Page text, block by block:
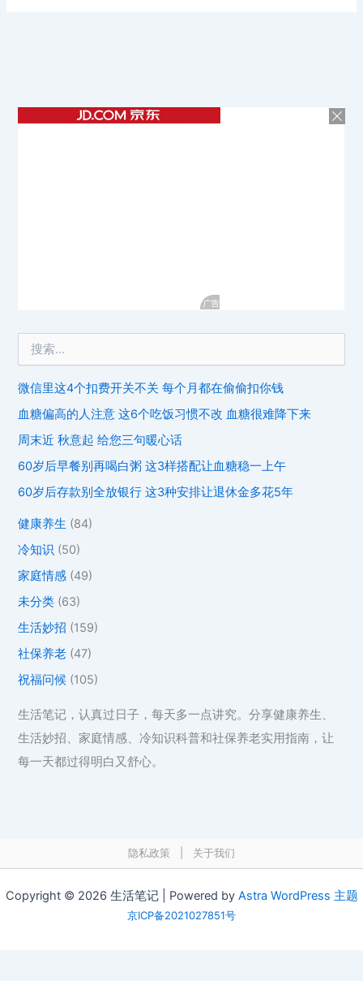
微信里这4个扣费开关不关 每个月都在偷偷扣你钱
血糖偏高的人注意 这6个吃饭习惯不改 血糖很难降下来
周末近 秋意起 给您三句暖心话
60岁后早餐别再喝白粥 这3样搭配让血糖稳一上午
60岁后存款别全放银行 这3种安排让退休金多花5年
健康养生 (84)
冷知识 (50)
家庭情感 (49)
未分类 (63)
生活妙招 (159)
社保养老 (47)
祝福问候 (105)
生活笔记，认真过日子，每天多一点讲究。分享健康养生、
生活妙招、家庭情感、冷知识科普和社保养老实用指南，让
每一天都过得明白又舒心。
隐私政策 关于我们
Copyright © 2026 生活笔记 | Powered by Astra WordPress 主题
京ICP备2021027851号